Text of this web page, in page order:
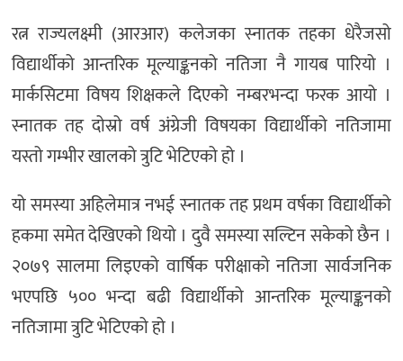
रत्न राज्यलक्ष्मी (आरआर) कलेजका स्नातक तहका धेरैजसो
विद्यार्थीको आन्तरिक मूल्याङ्कनको नतिजा नै गायब पारियो ।
मार्कसिटमा विषय शिक्षकले दिएको नम्बरभन्दा फरक आयो ।
स्नातक तह दोस्रो वर्ष अंग्रेजी विषयका विद्यार्थीको नतिजामा
यस्तो गम्भीर खालको त्रुटि भेटिएको हो ।
यो समस्या अहिलेमात्र नभई स्नातक तह प्रथम वर्षका विद्यार्थीको
हकमा समेत देखिएको थियो । दुवै समस्या सल्टिन सकेको छैन ।
२०७९ सालमा लिइएको वार्षिक परीक्षाको नतिजा सार्वजनिक
भएपछि ५०० भन्दा बढी विद्यार्थीको आन्तरिक मूल्याङ्कनको
नतिजामा त्रुटि भेटिएको हो ।